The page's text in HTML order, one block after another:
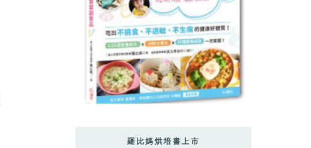
羅比媽烘培書上市